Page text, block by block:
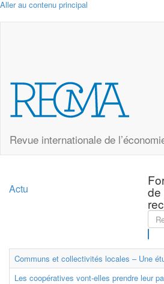
Aller au contenu principal
Revue internationale de
de
Actu
Communs et collectivités locales – Une
Les coopératives vont-elles prendre leur